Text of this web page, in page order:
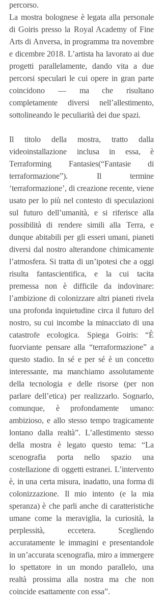
percorso.
La mostra bolognese è legata alla personale
di Goiris presso la Royal Academy of Fine
Arts di Anversa, in programma tra novembre
e dicembre 2018. L’artista ha lavorato ai due
progetti parallelamente, dando vita a due
percorsi speculari le cui opere in gran parte
coincidono — ma che risultano
completamente diversi nell’allestimento,
sottolineando le peculiarità dei due spazi.
Il titolo della mostra, tratto dalla
videoinstallazione inclusa in essa, è
Terraforming Fantasies(“Fantasie di
terraformazione”). Il termine
‘terraformazione’, di creazione recente, viene
usato per lo più nel contesto di speculazioni
sul futuro dell’umanità, e si riferisce alla
possibilità di rendere simili alla Terra, e
dunque abitabili per gli esseri umani, pianeti
diversi dal nostro alterandone chimicamente
l’atmosfera. Si tratta di un’ipotesi che a oggi
risulta fantascientifica, e la cui tacita
premessa non è difficile da indovinare:
l’ambizione di colonizzare altri pianeti rivela
una profonda inquietudine circa il futuro del
nostro, su cui incombe la minacciato di una
catastrofe ecologica. Spiega Goiris: “È
fuorviante pensare alla “terraformazione” a
questo stadio. In sé e per sé è un concetto
interessante, ma manchiamo assolutamente
della tecnologia e delle risorse (per non
parlare dell’etica) per realizzarlo. Sognarlo,
comunque, è profondamente umano:
ambizioso, e allo stesso tempo tragicamente
lontano dalla realtà”. L’allestimento stesso
della mostra è legato questo tema: “La
scenografia porta nello spazio una
costellazione di oggetti estranei. L’intervento
è, in una certa misura, inadatto, una forma di
colonizzazione. Il mio intento (e la mia
speranza) è che parli anche di caratteristiche
umane come la meraviglia, la curiosità, la
perplessità, eccetera. Scegliendo
accuratamente le immagini e presentandole
in un’accurata scenografia, miro a immergere
lo spettatore in un mondo parallelo, una
realtà prossima alla nostra ma che non
coincide esattamente con essa”.